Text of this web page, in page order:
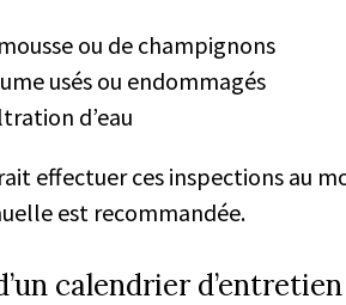
ou de champignons
usés ou endommagés
d’eau
effectuer ces inspections au
est recommandée.
calendrier d’entretien